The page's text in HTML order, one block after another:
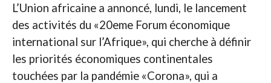
L’Union africaine a annoncé, lundi, le lancement
des activités du «20eme Forum économique
international sur l’Afrique», qui cherche à définir
les priorités économiques continentales
touchées par la pandémie «Corona», qui a